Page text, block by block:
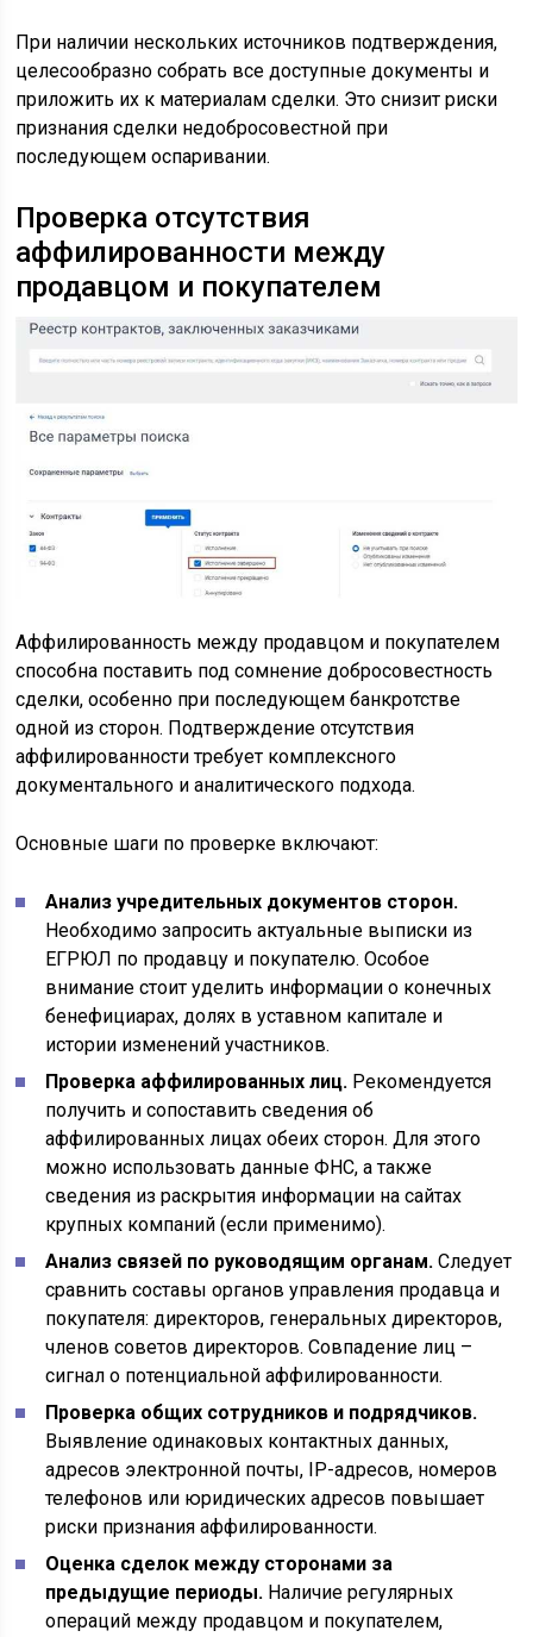
При наличии нескольких источников подтверждения,
целесообразно собрать все доступные документы и
приложить их к материалам сделки. Это снизит риски
признания сделки недобросовестной при
последующем оспаривании.
Проверка отсутствия
аффилированности между
продавцом и покупателем
Аффилированность между продавцом и покупателем
способна поставить под сомнение добросовестность
сделки, особенно при последующем банкротстве
одной из сторон. Подтверждение отсутствия
аффилированности требует комплексного
документального и аналитического подхода.
Основные шаги по проверке включают:
Анализ учредительных документов сторон.
Необходимо запросить актуальные выписки из
ЕГРЮЛ по продавцу и покупателю. Особое
внимание стоит уделить информации о конечных
бенефициарах, долях в уставном капитале и
истории изменений участников.
Проверка аффилированных лиц. Рекомендуется
получить и сопоставить сведения об
аффилированных лицах обеих сторон. Для этого
можно использовать данные ФНС, а также
сведения из раскрытия информации на сайтах
крупных компаний (если применимо).
Анализ связей по руководящим органам. Следует
сравнить составы органов управления продавца и
покупателя: директоров, генеральных директоров,
членов советов директоров. Совпадение лиц –
сигнал о потенциальной аффилированности.
Проверка общих сотрудников и подрядчиков.
Выявление одинаковых контактных данных,
адресов электронной почты, IP-адресов, номеров
телефонов или юридических адресов повышает
риски признания аффилированности.
Оценка сделок между сторонами за
предыдущие периоды. Наличие регулярных
операций между продавцом и покупателем,